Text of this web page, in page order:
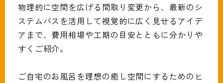
物理的に空間を広げる間取り変更から、最新のシ
ステムバスを活用して視覚的に広く見せるアイデ
アまで、費用相場や工期の目安とともに分かりや
すくご紹介。
ご自宅のお風呂を理想の癒し空間にするためのヒ